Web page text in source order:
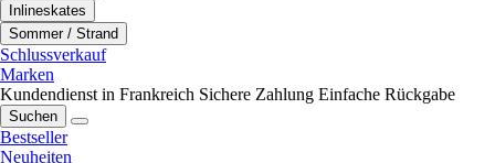
Inlineskates
Sommer / Strand
Schlussverkauf
Marken
Kundendienst in Frankreich Sichere Zahlung Einfache Rückgabe
Suchen
Bestseller
Neuheiten